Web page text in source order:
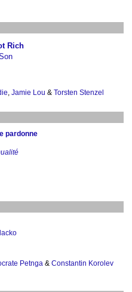
Rich
, Jamie Lou & Torsten Stenzel
pardonne
Petnga & Constantin Korolev